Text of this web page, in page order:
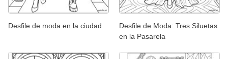
Desfile de moda en la ciudad
Desfile de Moda: Tres Siluetas
en la Pasarela